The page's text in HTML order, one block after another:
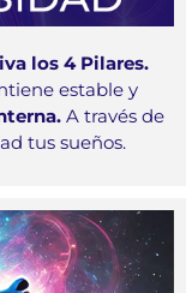
los 4 Pilares.
estable y
A través de
tus sueños.